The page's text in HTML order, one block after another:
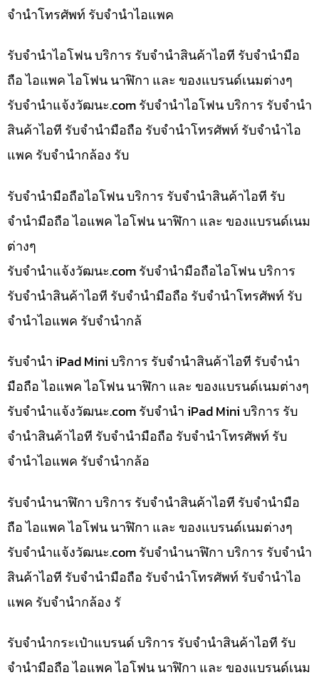
จำนำโทรศัพท์ รับจำนำไอแพค
รับจำนำไอโฟน บริการ รับจำนำสินค้าไอที รับจำนำมือ
ถือ ไอแพค ไอโฟน นาฬิกา และ ของแบรนด์เนมต่างๆ
รับจํานําแจ้งวัฒนะ.com รับจำนำไอโฟน บริการ รับจำนำ
สินค้าไอที รับจำนำมือถือ รับจำนำโทรศัพท์ รับจำนำไอ
แพค รับจำนำกล้อง รับ
รับจำนำมือถือไอโฟน บริการ รับจำนำสินค้าไอที รับ
จำนำมือถือ ไอแพค ไอโฟน นาฬิกา และ ของแบรนด์เนม
ต่างๆ
รับจํานําแจ้งวัฒนะ.com รับจำนำมือถือไอโฟน บริการ
รับจำนำสินค้าไอที รับจำนำมือถือ รับจำนำโทรศัพท์ รับ
จำนำไอแพค รับจำนำกล้
รับจำนำ iPad Mini บริการ รับจำนำสินค้าไอที รับจำนำ
มือถือ ไอแพค ไอโฟน นาฬิกา และ ของแบรนด์เนมต่างๆ
รับจํานําแจ้งวัฒนะ.com รับจำนำ iPad Mini บริการ รับ
จำนำสินค้าไอที รับจำนำมือถือ รับจำนำโทรศัพท์ รับ
จำนำไอแพค รับจำนำกล้อ
รับจำนำนาฬิกา บริการ รับจำนำสินค้าไอที รับจำนำมือ
ถือ ไอแพค ไอโฟน นาฬิกา และ ของแบรนด์เนมต่างๆ
รับจํานําแจ้งวัฒนะ.com รับจำนำนาฬิกา บริการ รับจำนำ
สินค้าไอที รับจำนำมือถือ รับจำนำโทรศัพท์ รับจำนำไอ
แพค รับจำนำกล้อง รั
รับจำนำกระเป๋าแบรนด์ บริการ รับจำนำสินค้าไอที รับ
จำนำมือถือ ไอแพค ไอโฟน นาฬิกา และ ของแบรนด์เนม